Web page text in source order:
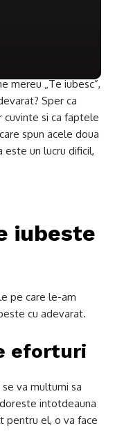
mereu „Te iubesc”,
Sper ca
si ca faptele
spun acele doua
este un lucru dificil,
iubeste
pe care le-am
cu adevarat.
eforturi
va multumi sa
intotdeauna
pentru el, o va face